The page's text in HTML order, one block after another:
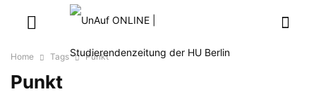
Home Tags Punkt
Punkt